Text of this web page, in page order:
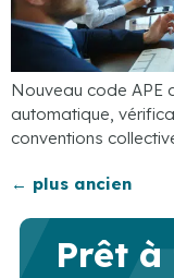
Nouveau code APE
automatique,
conventions
← plus ancien
Prêt